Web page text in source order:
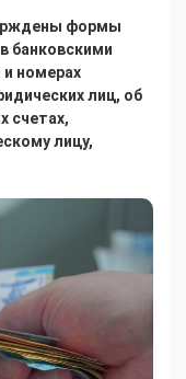
формы
банковскими
и номерах
лиц, об
счетах,
лицу,